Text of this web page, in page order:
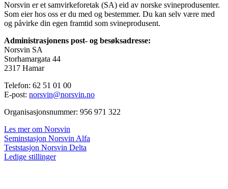
Norsvin er et samvirkeforetak (SA) eid av norske svineprodusenter.
Som eier hos oss er du med og bestemmer. Du kan selv være med
og påvirke din egen framtid som svineprodusent.
Administrasjonens post- og besøksadresse:
Norsvin SA
Storhamargata 44
2317 Hamar
Telefon: 62 51 01 00
E-post: norsvin@norsvin.no
Organisasjonsnummer: 956 971 322
Les mer om Norsvin
Seminstasjon Norsvin Alfa
Teststasjon Norsvin Delta
Ledige stillinger